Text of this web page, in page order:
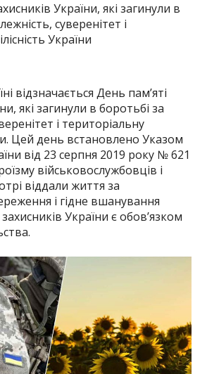
України, які загинули в
суверенітет і
України
відзначається День пам’яті
які загинули в боротьбі за
і територіальну
Цей день встановлено Указом
від 23 серпня 2019 року № 621
військовослужбовців і
віддали життя за
і гідне вшанування
України є обов’язком